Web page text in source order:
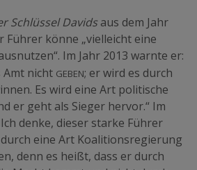
Schlüssel Davidsaus dem Jahr
Führer könne „vielleicht eine
Im Jahr 2013 warnte er:
Amt nicht geben; er wird es durch
Es wird eine Art politische
er geht als Sieger hervor.“ Im
denke, dieser starke Führer
eine Art Koalitionsregierung
denn es heißt, dass er durch